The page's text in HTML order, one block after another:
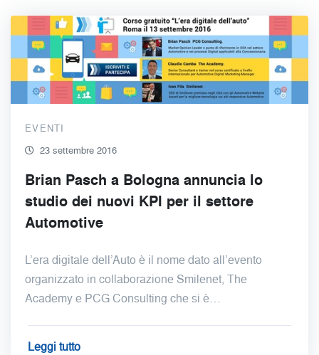
EVENTI
23 settembre 2016
Brian Pasch a Bologna annuncia lo
studio dei nuovi KPI per il settore
Automotive
L’era digitale dell’Auto è il nome dato all’evento
organizzato in collaborazione Smilenet, The
Academy e PCG Consulting che si è…
Leggi tutto